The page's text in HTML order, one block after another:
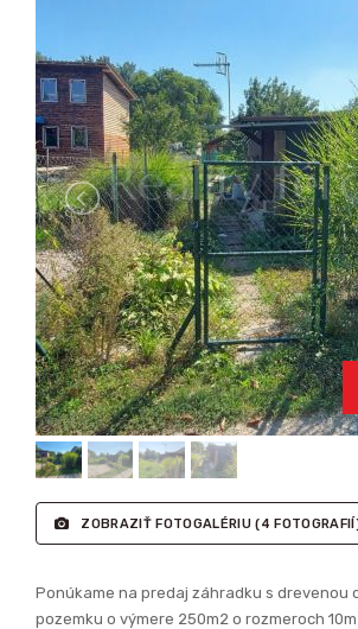
ZOBRAZIŤ FOTOGALÉRIU(4
Ponúkame na predaj záhradku s drevenou
pozemku o výmere 250m2 o rozmeroch